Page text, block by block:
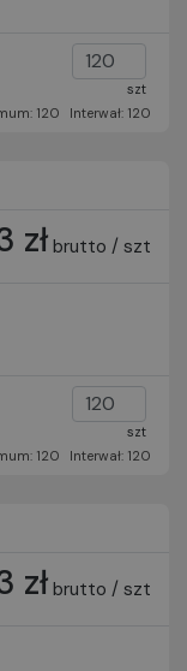
szt
120
Interwał: 120
zł brutto / szt
szt
120
Interwał: 120
zł brutto / szt